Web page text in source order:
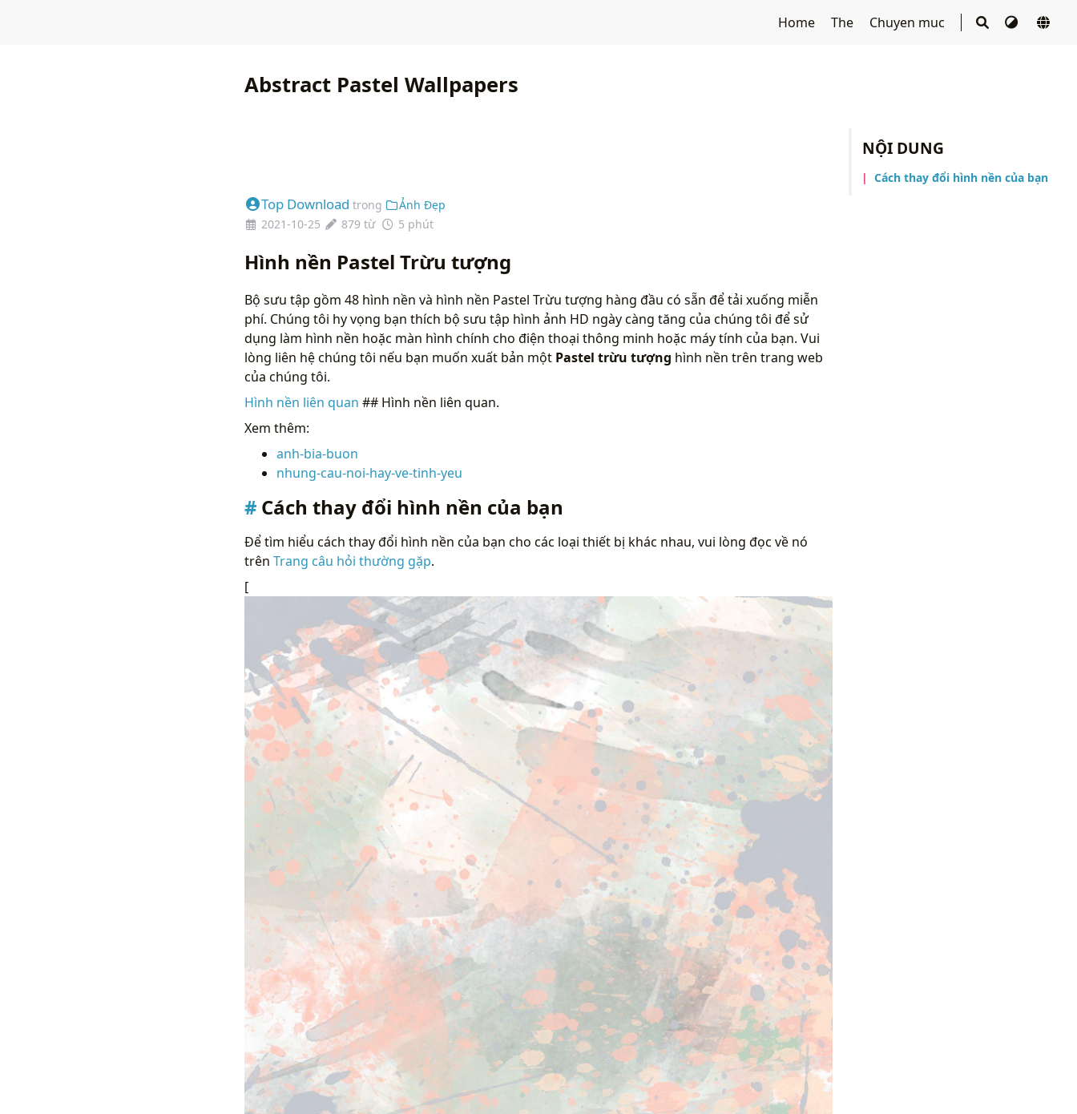
Home The Chuyen muc
NỘI DUNG
Cách thay đổi hình nền của bạn
Abstract Pastel Wallpapers
Top Download trong
Ảnh Đẹp
2021-10-25
879 từ 5 phút
Hình nền Pastel Trừu tượng
Bộ sưu tập gồm 48 hình nền và hình nền Pastel Trừu tượng hàng đầu có sẵn để tải xuống miễn
phí. Chúng tôi hy vọng bạn thích bộ sưu tập hình ảnh HD ngày càng tăng của chúng tôi để sử
dụng làm hình nền hoặc màn hình chính cho điện thoại thông minh hoặc máy tính của bạn. Vui
lòng liên hệ chúng tôi nếu bạn muốn xuất bản một Pastel trừu tượng hình nền trên trang web
của chúng tôi.
Hình nền liên quan ## Hình nền liên quan.
Xem thêm:
anh-bia-buon
nhung-cau-noi-hay-ve-tinh-yeu
Cách thay đổi hình nền của bạn
Để tìm hiểu cách thay đổi hình nền của bạn cho các loại thiết bị khác nhau, vui lòng đọc về nó
trên Trang câu hỏi thường gặp.
[